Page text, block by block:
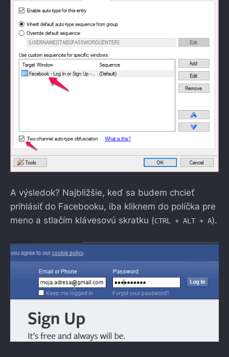
A výsledok? Najbližšie, keď sa budem chcieť
prihlásiť do Facebooku, iba kliknem do políčka pre
meno a stlačím klávesovú skratku (CTRL + ALT + A).